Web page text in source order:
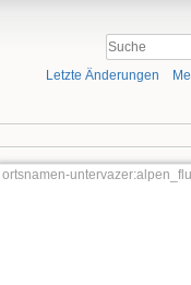
Letzte Änderungen
ortsnamen-